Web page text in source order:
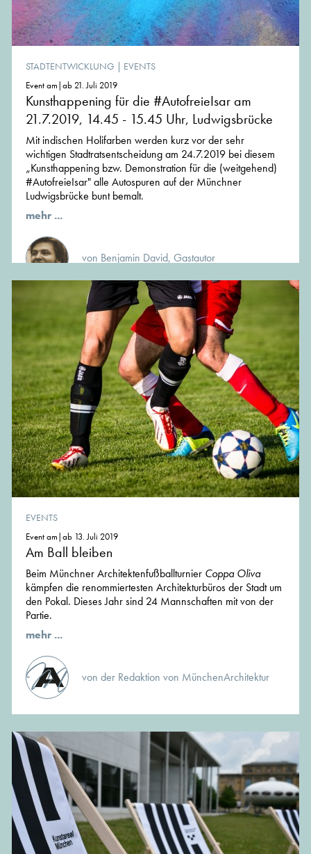
STADTENTWICKLUNG | EVENTS
Event am|ab 21. Juli 2019
Kunsthappening für die #AutofreieIsar am
21.7.2019, 14.45 - 15.45 Uhr, Ludwigsbrücke
Mit indischen Holifarben werden kurz vor der sehr
wichtigen Stadtratsentscheidung am 24.7.2019 bei diesem
„Kunsthappening bzw. Demonstration für die (weitgehend)
#AutofreieIsar" alle Autospuren auf der Münchner
Ludwigsbrücke bunt bemalt.
mehr ...
von Benjamin David, Gastautor
EVENTS
Event am|ab 13. Juli 2019
Am Ball bleiben
Beim Münchner Architektenfußballturnier Coppa Oliva
kämpfen die renommiertesten Architekturbüros der Stadt um
den Pokal. Dieses Jahr sind 24 Mannschaften mit von der
Partie.
mehr ...
von der Redaktion von MünchenArchitektur